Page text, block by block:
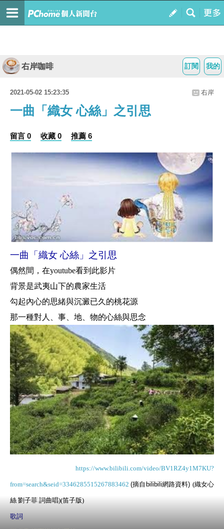
我的
訂閱
右岸咖啡
2021-05-02 15:23:35 右岸
一曲「織女 心絲」之引思
留言 0 收藏 0 推薦 6
一曲「織女 心絲」之引思
偶然間，在youtube看到此影片
背景是武夷山下的農家生活
勾起內心的思緒與沉澱已久的桃花源
那一種對人、事 地 物的心絲與思念
https://www.bilibili.com/video/BV1RZ4y1M7KU?
from=search&seid=3346285515267883462 (摘自 bilibili網路資料) (織女心
絲 劉子菲 詞曲唱)(笛子版)
歌詞